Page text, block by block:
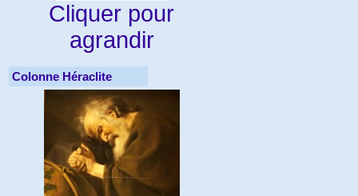
Cliquer pour
agrandir
Colonne Héraclite